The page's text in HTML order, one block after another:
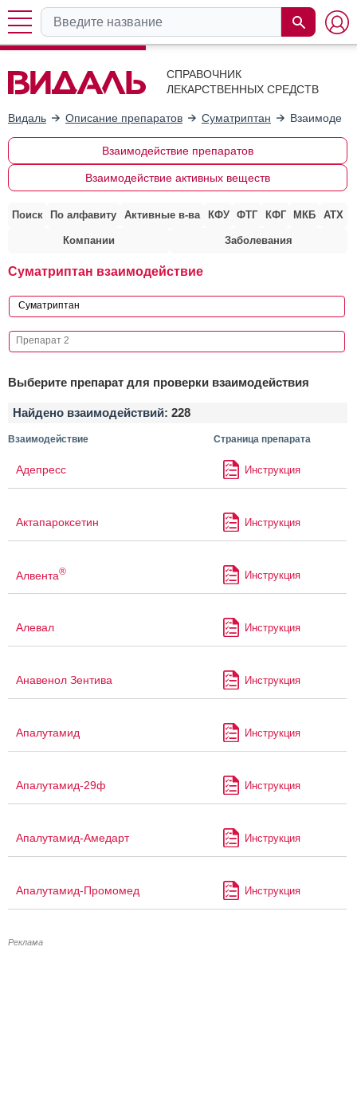
СПРАВОЧНИК
ЛЕКАРСТВЕННЫХ СРЕДСТВ
Видаль Описание препаратов Суматриптан
Взаимодействие препаратов
Взаимодействие активных веществ
Поиск По алфавиту Активные в-ва КФУ ФТГ КФГ МКБ АТХ
Компании Заболевания
Суматриптан взаимодействие
Выберите препарат для проверки взаимодействия
Найдено взаимодействий: 228
Взаимодействие Страница препарата
Адепресс Инструкция
Актапароксетин Инструкция
Алвента® Инструкция
Алевал Инструкция
Анавенол Зентива Инструкция
Апалутамид Инструкция
Апалутамид-29ф Инструкция
Апалутамид-Амедарт Инструкция
Апалутамид-Промомед Инструкция
Реклама